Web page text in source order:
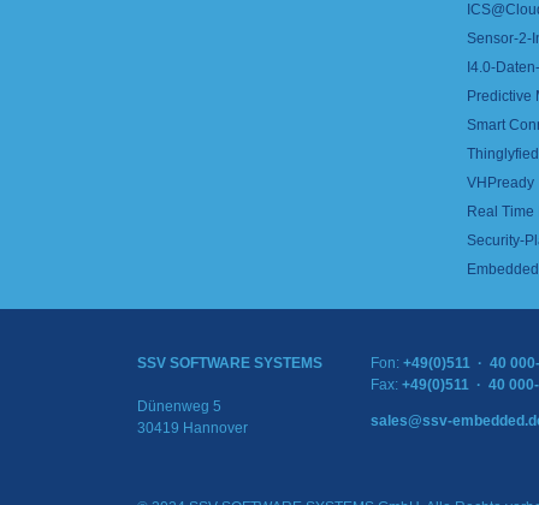
Sensor-2-
I4.0-
Predictive
Smart
VHPready
Real
Security-
SSV SOFTWARE SYSTEMS
Dünenweg 5
30419 Hannover
Fon: +49(0)511 · 40
Fax: +49(0)511 · 40
sales@ssv-